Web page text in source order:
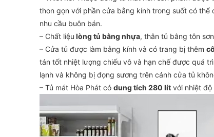
thon gọn với phần cửa bằng kính trong suốt có
nhu cầu buôn bán.
– Chất liệu lòng tủ bằng nhựa, thân tủ bằng tôn
– Cửa tủ được làm bằng kính và có trang bị thêm
tán tốt nhiệt lượng chiếu vô và hạn chế được quá
lạnh và không bị đọng sương trên cánh cửa tủ
– Tủ mát Hòa Phát có dung tích 280 lít với nhiệt